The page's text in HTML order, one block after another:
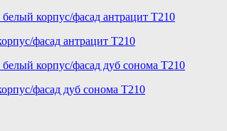
фасад антрацит T210
фасад дуб сонома T210